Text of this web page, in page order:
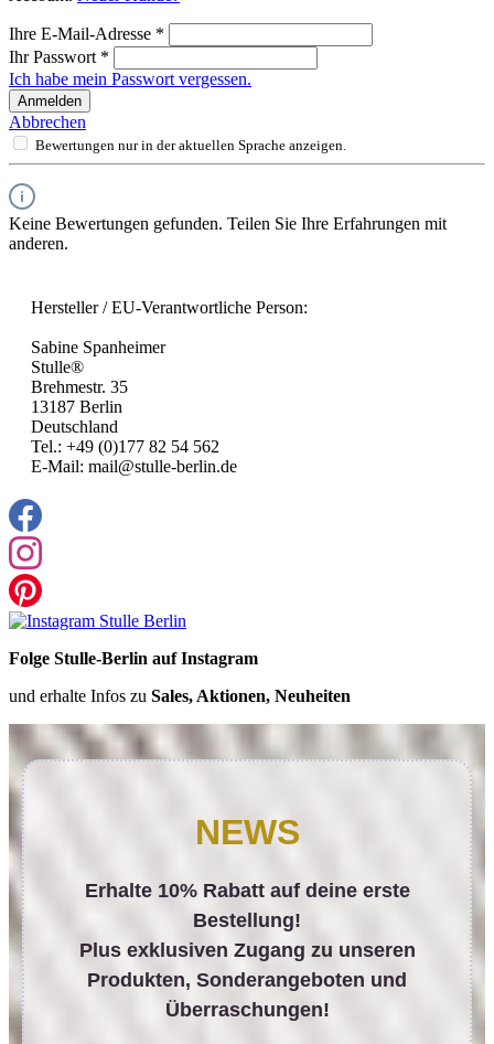
Ihre E-Mail-Adresse *
Ihr Passwort *
Ich habe mein Passwort vergessen.
Anmelden
Abbrechen
Bewertungen nur in der aktuellen Sprache anzeigen.
Keine Bewertungen gefunden. Teilen Sie Ihre Erfahrungen mit
anderen.
Hersteller / EU-Verantwortliche Person:
Sabine Spanheimer
Stulle®
Brehmestr. 35
13187 Berlin
Deutschland
Tel.: +49 (0)177 82 54 562
E-Mail: mail@stulle-berlin.de
Folge Stulle-Berlin auf Instagram
und erhalte Infos zu Sales, Aktionen, Neuheiten
NEWS
Erhalte 10% Rabatt auf deine erste
Bestellung!
Plus exklusiven Zugang zu unseren
Produkten, Sonderangeboten und
Überraschungen!